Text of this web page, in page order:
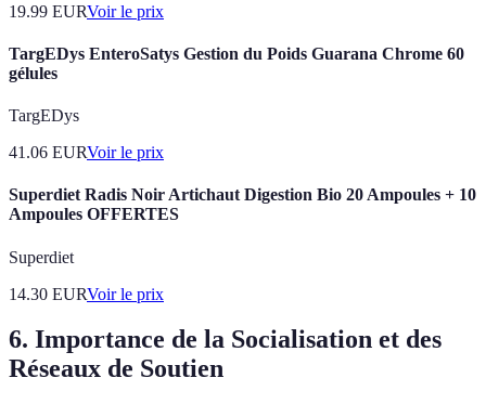
19.99 EURVoir le prix
TargEDys EnteroSatys Gestion du Poids Guarana Chrome 60
gélules
TargEDys
41.06 EURVoir le prix
Superdiet Radis Noir Artichaut Digestion Bio 20 Ampoules + 10
Ampoules OFFERTES
Superdiet
14.30 EURVoir le prix
6. Importance de la Socialisation et des
Réseaux de Soutien